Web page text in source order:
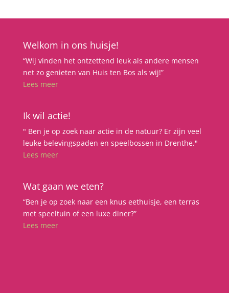
Welkom in ons huisje!
“Wij vinden het ontzettend leuk als andere mensen
net zo genieten van Huis ten Bos als wij!”
Lees meer
Ik wil actie!
" Ben je op zoek naar actie in de natuur? Er zijn veel
leuke belevingspaden en speelbossen in Drenthe."
Lees meer
Wat gaan we eten?
“Ben je op zoek naar een knus eethuisje, een terras
met speeltuin of een luxe diner?”
Lees meer